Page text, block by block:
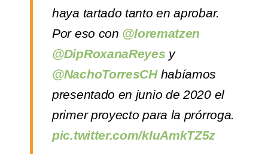
haya tartado tanto en aprobar.
Por eso con @lorematzen
@DipRoxanaReyes y
@NachoTorresCHhabíamos
presentado en junio de 2020 el
primer proyecto para la prórroga.
pic.twitter.com/kIuAmkTZ5z